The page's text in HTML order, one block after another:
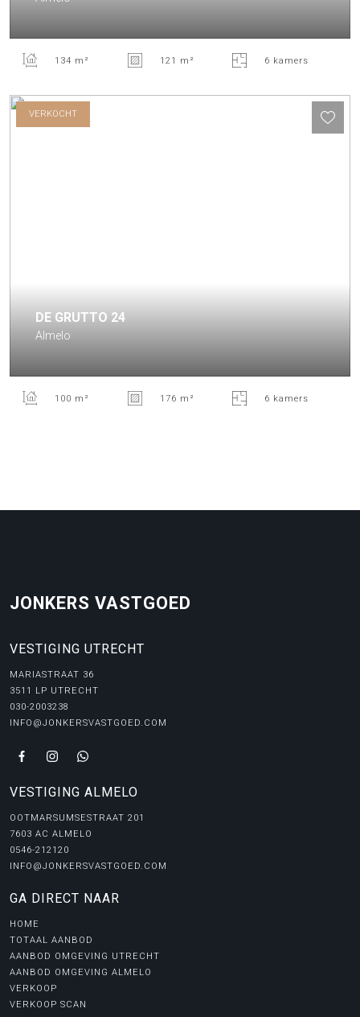
134 m² 121 m² 6 kamers
VERKOCHT
DE GRUTTO 24
Almelo
100 m² 176 m² 6 kamers
JONKERS VASTGOED
VESTIGING UTRECHT
MARIASTRAAT 36
3511 LP UTRECHT
030-2003238
INFO@JONKERSVASTGOED.COM
VESTIGING ALMELO
OOTMARSUMSESTRAAT 201
7603 AC ALMELO
0546-212120
INFO@JONKERSVASTGOED.COM
GA DIRECT NAAR
HOME
TOTAAL AANBOD
AANBOD OMGEVING UTRECHT
AANBOD OMGEVING ALMELO
VERKOOP
VERKOOP SCAN